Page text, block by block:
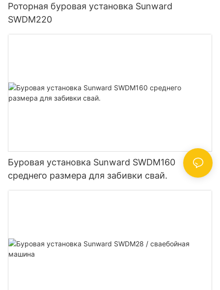
Роторная буровая установка Sunward
SWDM220
Буровая установка Sunward SWDM160
среднего размера для забивки свай.